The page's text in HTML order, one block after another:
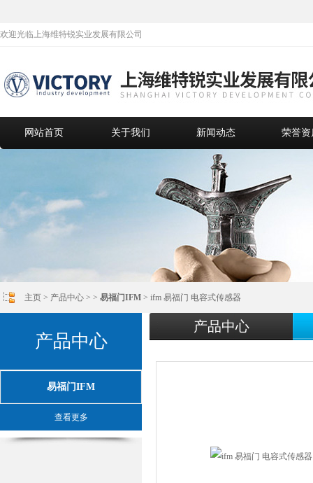
欢迎光临上海维特锐实业发展有限公司
网站首页 关于我们 新闻动态 荣誉资
主页 > 产品中心 > > 易福门IFM > ifm 易福门 电容式传感器
产品中心
易福门IFM
查看更多
产品中心